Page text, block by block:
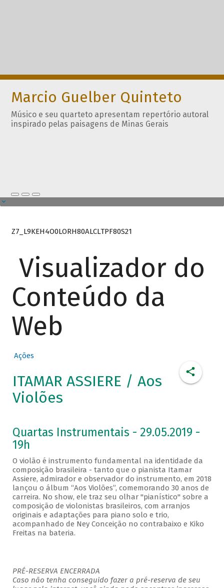
Marcio Guelber Quinteto
Músico e seu quarteto apresentam repertório autoral
inspirado pelas paisagens de Minas Gerais
Z7_L9KEH4O0LORH80ALCLTPF80S21
Visualizador do
Conteúdo da
Web
Ações
ITAMAR ASSIERE / Aos
Violões
Quartas Instrumentais - 29.05.2019 -
19h
O violão é instrumento fundamental na identidade da
composição brasileira - tanto que o pianista Itamar
Assiere, admirador e observador do instrumento, em 2018
lançou o álbum “Aos Violões”, comemorando 30 anos de
carreira. No show, ele traz seu olhar "pianístico" sobre a
composição de violonistas brasileiros, com arranjos
originais e adaptações para piano solo e trio,
acompanhado de Ney Conceição no contrabaixo e Kiko
Freitas na bateria.
PRÉ-RESERVA ENCERRADA
Caso não tenha conseguido fazer a pré-reserva de seu